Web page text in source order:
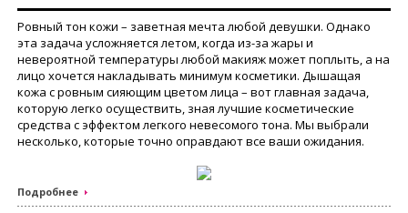
Ровный тон кожи – заветная мечта любой девушки. Однако
эта задача усложняется летом, когда из-за жары и
невероятной температуры любой макияж может поплыть, а на
лицо хочется накладывать минимум косметики. Дышащая
кожа с ровным сияющим цветом лица – вот главная задача,
которую легко осуществить, зная лучшие косметические
средства с эффектом легкого невесомого тона. Мы выбрали
несколько, которые точно оправдают все ваши ожидания.
Подробнее